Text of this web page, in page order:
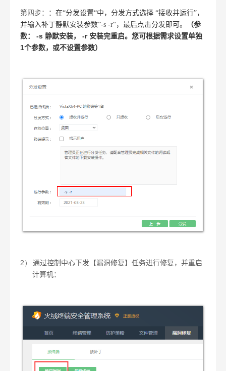
第四步：
：在“分发设置“中，分发方式选择 “接收并运行”，
并输入补丁静默安装参数”-s -r“， 最后点击分发即可。
（参
数：
-s 静默安装， -r 安装完重启。您可根据需求设置单独
1个参数，或不设置参数）
2）
通过控制中心下发【漏洞修复】任务进行修复，并重启
计算机：